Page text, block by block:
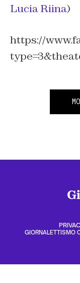
Lucia Riina)
https://
GIORNALETTISMO